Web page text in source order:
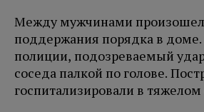
Между мужчинами произошел
поддержания порядка в
полиции, подозреваемый
соседа палкой по голове.
госпитализировали в тяжелом